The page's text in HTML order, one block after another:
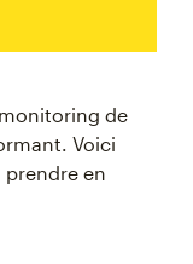
de
Voici
prendre en